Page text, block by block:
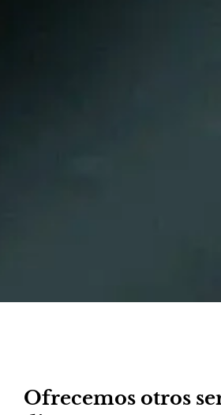
Ofrecemos otros